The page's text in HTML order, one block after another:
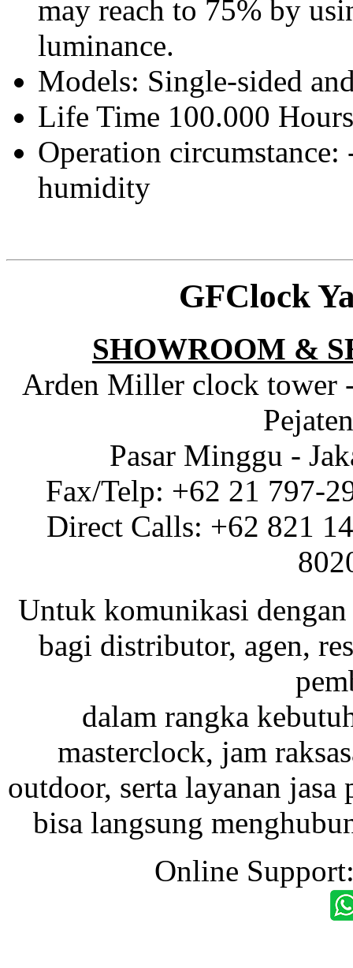
may reach to 75% by
luminance.
Models: Single-sided
Life Time 100.000 Hours
Operation
humidity
GFClock
SHOWROOM &
Arden Miller clock tower
Pasar Minggu -
Fax/Telp: +62 21 797-
Direct Calls: +62 821
Untuk komunikasi dengan
bagi distributor, agen,
dalam rangka
masterclock, jam
outdoor, serta layanan
bisa langsung
Online